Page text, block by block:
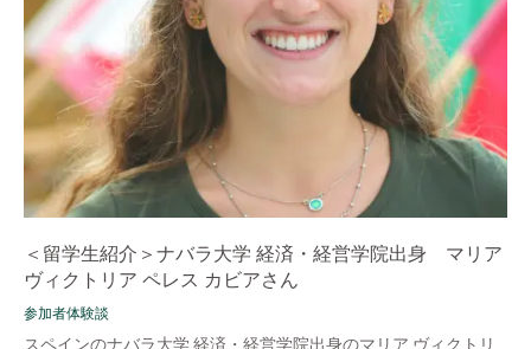
＜留学生紹介＞ナバラ大学 経済・経営学院出身 マリア
ヴィクトリア ペレス カビアさん
参加者体験談
スペインのナバラ大学 経済・経営学院出身のマリア ヴィクトリ